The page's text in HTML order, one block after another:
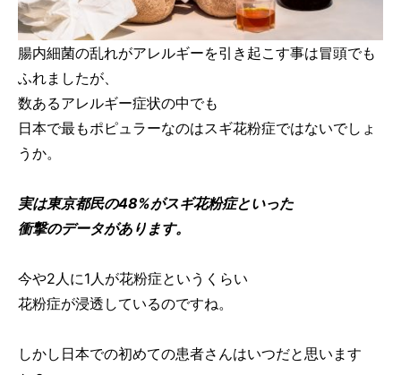
腸内細菌の乱れがアレルギーを引き起こす事は冒頭でも
ふれましたが、
数あるアレルギー症状の中でも
日本で最もポピュラーなのはスギ花粉症ではないでしょ
うか。
実は東京都民の48%がスギ花粉症といった
衝撃のデータがあります。
今や2人に1人が花粉症というくらい
花粉症が浸透しているのですね。
しかし日本での初めての患者さんはいつだと思います